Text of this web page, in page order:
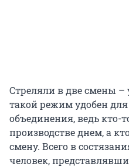
Стреляли в две смены
такой режим удобен
объединения, ведь кто-
производстве днем, а
смену. Всего в
человек,